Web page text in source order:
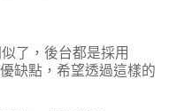
了，後台都是採用
缺點，希望透過這樣的